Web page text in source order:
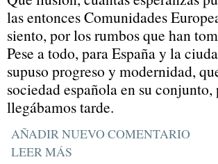
las entonces Comunidades
siento, por los rumbos que han
Pese a todo, para España y la
supuso progreso y modernidad,
sociedad española en su
llegábamos tarde.
AÑADIR NUEVO COMENTARIO
LEER MÁS